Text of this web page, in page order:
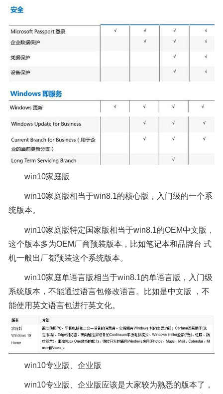
win10家庭版
win10家庭版相当于win8.1的核心版，入门级的一个系
统版本。
win10家庭版特定国家版相当于win8.1的OEM中文版，
这个版本多为OEM厂商预装版本，比如笔记本和品牌台 式
机一般出厂都预装这个系统版本。
win10家庭单语言版相当于win8.1的单语言版，入门级
系统版本，不能通过语言包修改语言。比如是中文版 ，不
能使用英文语言包进行英文化。
win10专业版、企业版
win10专业版、企业版应该是大家较为熟悉的版本了，